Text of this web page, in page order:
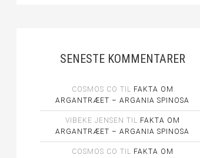
SENESTE KOMMENTARER
COSMOS CO TIL FAKTA OM
ARGANTRÆET – ARGANIA SPINOSA
VIBEKE JENSEN TIL FAKTA OM
ARGANTRÆET – ARGANIA SPINOSA
COSMOS CO TIL FAKTA OM